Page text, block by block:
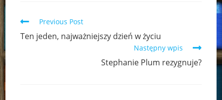
Read
articles
Previous Post
Ten jeden, najważniejszy dzień w życiu
Następny wpis
Stephanie Plum rezygnuje?